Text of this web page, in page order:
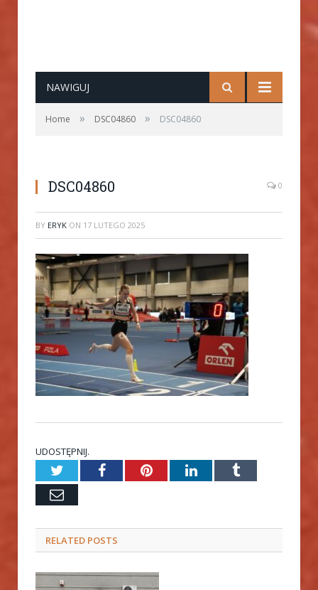
NAWIGUJ
Home » DSC04860 » DSC04860
DSC04860 0
BY ERYK ON 17 LUTEGO 2025
UDOSTĘPNIJ.
TwitterFacebookPinterestLinkedInTumblr
Email
RELATED POSTS